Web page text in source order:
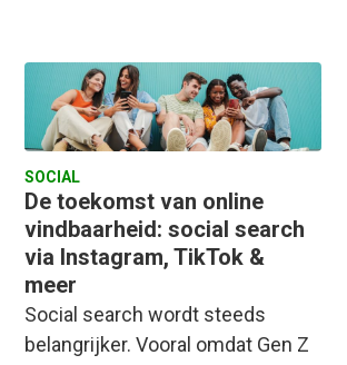
SOCIAL
De toekomst van online
vindbaarheid: social search
via Instagram, TikTok &
meer
Social search wordt steeds
belangrijker. Vooral omdat Gen Z